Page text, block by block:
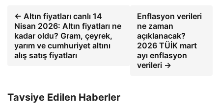
← Altın fiyatları canlı 14
Nisan 2026: Altın fiyatları ne
kadar oldu? Gram, çeyrek,
yarım ve cumhuriyet altını
alış satış fiyatları
Enflasyon verileri
ne zaman
açıklanacak?
2026 TÜİK mart
ayı enflasyon
verileri →
Tavsiye Edilen Haberler